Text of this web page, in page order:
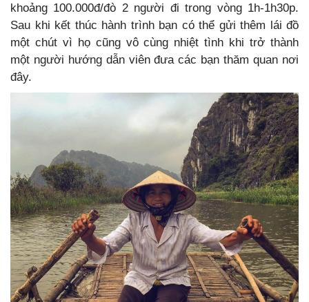
khoảng 100.000đ/đò 2 người đi trong vòng 1h-1h30p.
Sau khi kết thúc hành trình bạn có thể gửi thêm lái đồ
một chút vì họ cũng vô cùng nhiệt tình khi trở thành
một người hướng dẫn viên đưa các bạn thăm quan nơi
đây.